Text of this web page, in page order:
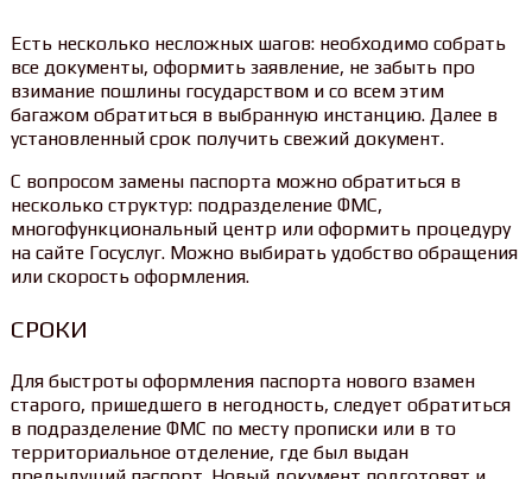
Есть несколько несложных шагов: необходимо собрать
все документы, оформить заявление, не забыть про
взимание пошлины государством и со всем этим
багажом обратиться в выбранную инстанцию. Далее в
установленный срок получить свежий документ.
С вопросом замены паспорта можно обратиться в
несколько структур: подразделение ФМС,
многофункциональный центр или оформить процедуру
на сайте Госуслуг. Можно выбирать удобство обращения
или скорость оформления.
СРОКИ
Для быстроты оформления паспорта нового взамен
старого, пришедшего в негодность, следует обратиться
в подразделение ФМС по месту прописки или в то
территориальное отделение, где был выдан